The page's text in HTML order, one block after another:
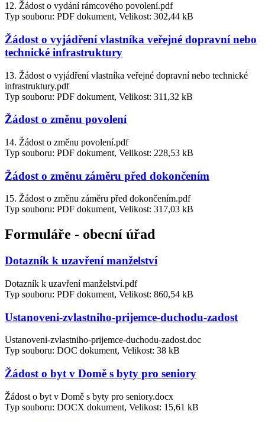
12. Žádost o vydání rámcového povolení.pdf
Typ souboru: PDF dokument, Velikost: 302,44 kB
Žádost o vyjádření vlastníka veřejné dopravní nebo
technické infrastruktury
13. Žádost o vyjádření vlastníka veřejné dopravní nebo technické
infrastruktury.pdf
Typ souboru: PDF dokument, Velikost: 311,32 kB
Žádost o změnu povolení
14. Žádost o změnu povolení.pdf
Typ souboru: PDF dokument, Velikost: 228,53 kB
Žádost o změnu záměru před dokončením
15. Žádost o změnu záměru před dokončením.pdf
Typ souboru: PDF dokument, Velikost: 317,03 kB
Formuláře - obecní úřad
Dotazník k uzavření manželství
Dotazník k uzavření manželství.pdf
Typ souboru: PDF dokument, Velikost: 860,54 kB
Ustanoveni-zvlastniho-prijemce-duchodu-zadost
Ustanoveni-zvlastniho-prijemce-duchodu-zadost.doc
Typ souboru: DOC dokument, Velikost: 38 kB
Žádost o byt v Domě s byty pro seniory
Žádost o byt v Domě s byty pro seniory.docx
Typ souboru: DOCX dokument, Velikost: 15,61 kB